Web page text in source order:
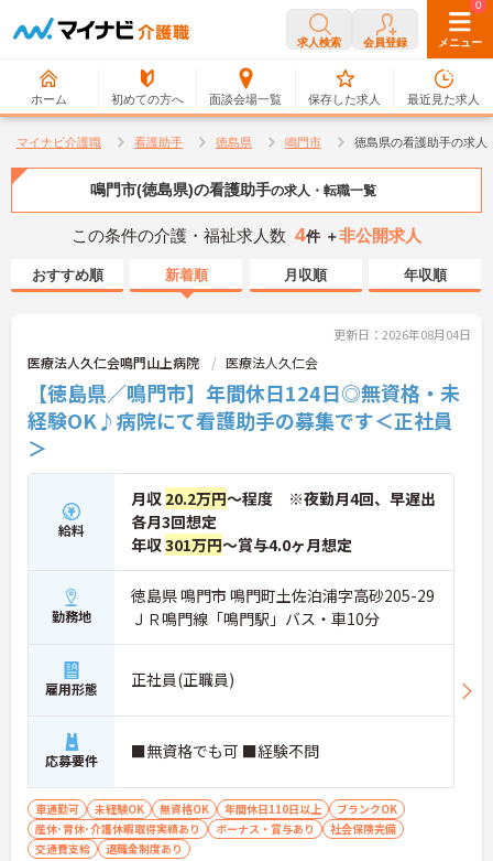
求人検索 会員登録 メニュー
ホーム 初めての方へ 面談会場一覧
0
保存した求人
0
最近見た求人
マイナビ介護職 看護助手 徳島県 鳴門市 徳島県の看護助手の求人
鳴門市(徳島県)の看護助手の求人・転職一覧
この条件の介護・福祉求人数 4件 ＋非公開求人
おすすめ順 新着順 月収順 年収順
更新日：2026年08月04日
医療法人久仁会鳴門山上病院 医療法人久仁会
【徳島県／鳴門市】年間休日124日◎無資格・未
経験OK♪病院にて看護助手の募集です＜正社員
＞
給料
月収 20.2万円～程度 ※夜勤月4回、早遅出
各月3回想定
年収301万円～賞与4.0ヶ月想定
勤務地
徳島県 鳴門市 鳴門町土佐泊浦字高砂205-29
ＪＲ鳴門線「鳴門駅」バス・車10分
雇用形態 正社員(正職員)
応募要件 ■無資格でも可 ■経験不問
車通勤可 未経験OK 無資格OK 年間休日110日以上
ブランクOK
産休･育休･介護休暇取得実績あり
ボーナス・賞与あり
社会保険完備
交通費支給
退職金制度あり